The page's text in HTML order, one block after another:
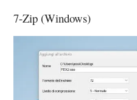
7-Zip (Windows)